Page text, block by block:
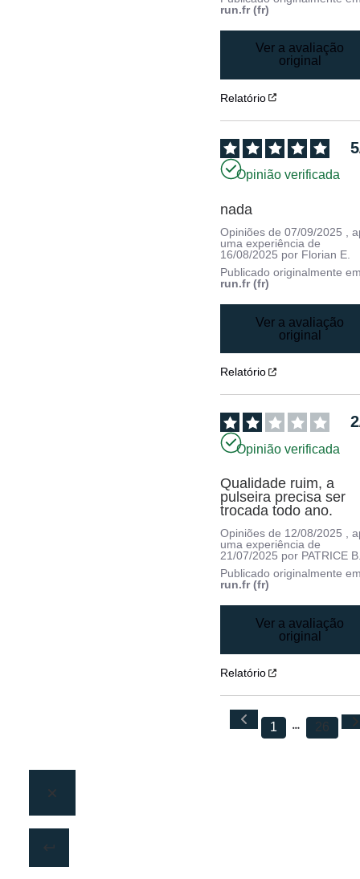
run.fr (fr)
Ver a avaliação
original
Relatório
5
Opinião verificada
nada
Opiniões de07/09/2025
,
uma experiência de
16/08/2025 por Florian E.
Publicado originalmente
run.fr (fr)
Ver a avaliação
original
Relatório
2
Opinião verificada
Qualidade ruim, a
pulseira precisa ser
trocada todo ano.
Opiniões de 12/08/2025 ,
uma experiência de
21/07/2025 por PATRICE
Publicado originalmente
run.fr (fr)
Ver a avaliação
original
Relatório
1 26